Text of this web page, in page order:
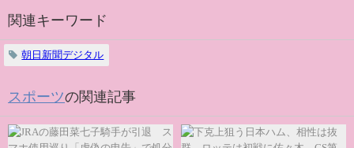
関連キーワード
朝日新聞デジタル
スポーツの関連記事